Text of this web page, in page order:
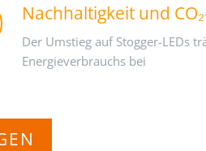
Nachhaltigkeit und
Der Umstieg auf Stogger-LEDs
Energieverbrauchs bei